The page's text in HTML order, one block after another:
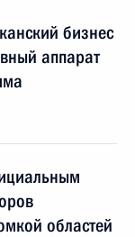
бизнес
аппарат
областей